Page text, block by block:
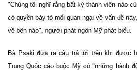
"Chúng tôi nghĩ rằng bất kỳ thành viên nào
có quyền bày tỏ mối quan ngại về vấn đề
về bên nào", người phát ngôn Mỹ phát biểu.
Bà Psaki đưa ra câu trả lời trên khi được
Trung Quốc cáo buộc Mỹ có "những hành